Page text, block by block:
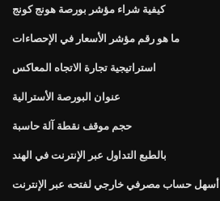
كيفية شراء مؤشر بورصة هونج كونج
ما هو رقم مؤشر الأسعار في الإحصاءات
استراتيجية تجارة الاتجاه المعاكس
عنوان البورصة الأسترالية
حجم موقف نقطة آلة حاسبة
بالطبع التداول عبر الإنترنت في الهند
أسهل حساب مصرفي خارجي لفتحه عبر الإنترنت